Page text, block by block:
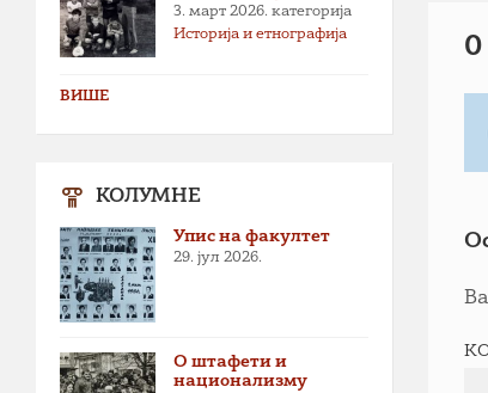
3. март 2026. категорија
Историја и етнографија
ВИШЕ
КОЛУМНЕ
Упис на факултет
29. јул 2026.
О штафети и
национализму